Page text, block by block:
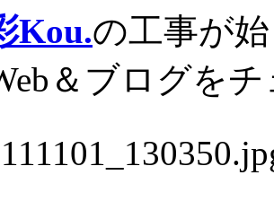
Kou.の工事が
＆ブログを